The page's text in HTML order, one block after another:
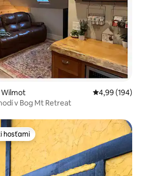
Priemerné
4,99 (194)
v Bog Mt Retreat
hosťami
hosťami